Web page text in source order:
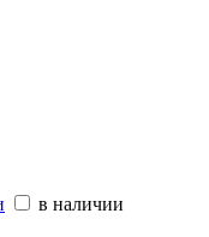
в наличии